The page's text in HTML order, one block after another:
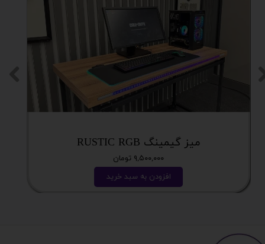
میز گیمینگ RUSTIC RGB
۹,۵۰۰,۰۰۰ تومان
افزودن به سبد خرید